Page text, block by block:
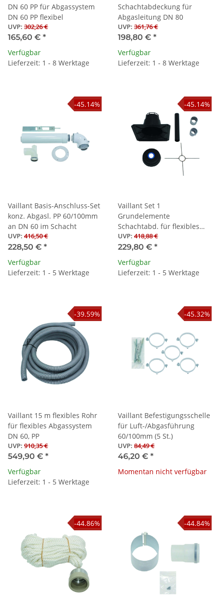
DN 60 PP für Abgassystem
DN 60 PP flexibel
UVP: 302,26 €
165,60 € *
Verfügbar
Lieferzeit: 1 - 8 Werktage
Schachtabdeckung für
Abgasleitung DN 80
UVP: 361,76 €
198,80 € *
Verfügbar
Lieferzeit: 1 - 8 Werktage
-45.14%
Vaillant Basis-Anschluss-Set
konz. Abgasl. PP 60/100mm
an DN 60 im Schacht
UVP: 416,50 €
228,50 € *
Verfügbar
Lieferzeit: 1 - 5 Werktage
-45.14%
Vaillant Set 1
Grundelemente
Schachtabd. für flexibles
Abgassystem DN 60, PP
UVP: 418,88 €
229,80 € *
Verfügbar
Lieferzeit: 1 - 5 Werktage
-39.59%
Vaillant 15 m flexibles Rohr
für flexibles Abgassystem
DN 60, PP
UVP: 910,35 €
549,90 € *
Verfügbar
Lieferzeit: 1 - 5 Werktage
-45.32%
Vaillant Befestigungsschelle
für Luft-/Abgasführung
60/100mm (5 St.)
UVP: 84,49 €
46,20 € *
Momentan nicht verfügbar
-44.86% -44.84%